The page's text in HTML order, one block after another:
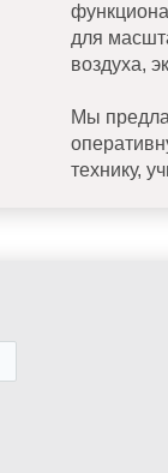
для
воздуха,
Мы
технику,